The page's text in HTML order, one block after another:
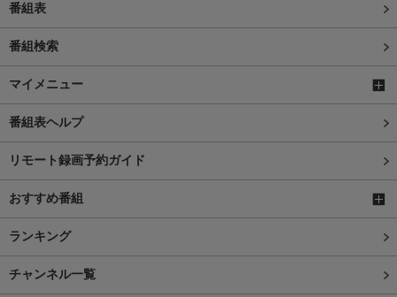
番組表
番組検索
マイメニュー
番組表ヘルプ
リモート録画予約ガイド
おすすめ番組
ランキング
チャンネル一覧